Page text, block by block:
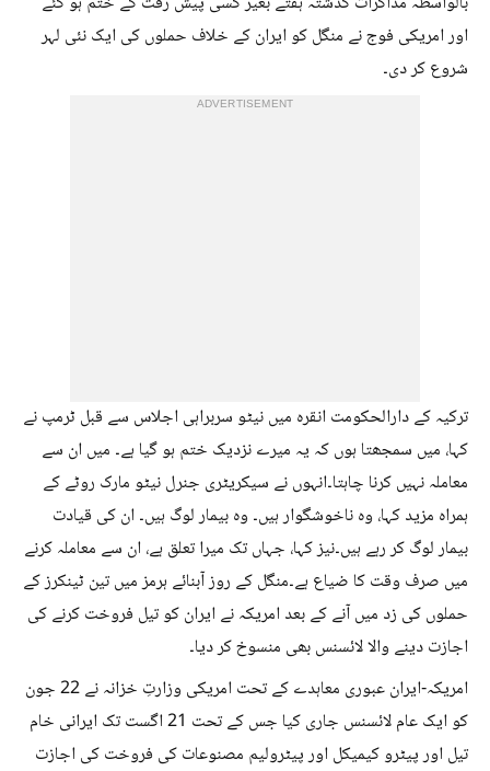
اور امریکی فوج نے منگل کو ایران کے خلاف حملوں کی ایک نئی لہر
شروع کر دی۔
ADVERTISEMENT
ترکیہ کے دارالحکومت انقرہ میں نیٹو سربراہی اجلاس سے قبل ٹرمپ نے
کہا، میں سمجھتا ہوں کہ یہ میرے نزدیک ختم ہو گیا ہے۔ میں ان سے
معاملہ نہیں کرنا چاہتا۔انہوں نے سیکریٹری جنرل نیٹو مارک روٹے کے
ہمراہ مزید کہا، وہ ناخوشگوار ہیں۔ وہ بیمار لوگ ہیں۔ ان کی قیادت
بیمار لوگ کر رہے ہیں۔نیز کہا، جہاں تک میرا تعلق ہے، ان سے معاملہ کرنے
میں صرف وقت کا ضیاع ہے۔منگل کے روز آبنائے ہرمز میں تین ٹینکرز کے
حملوں کی زد میں آنے کے بعد امریکہ نے ایران کو تیل فروخت کرنے کی
اجازت دینے والا لائسنس بھی منسوخ کر دیا۔
امریکہ-ایران عبوری معاہدے کے تحت امریکی وزارتِ خزانہ نے 22 جون
کو ایک عام لائسنس جاری کیا جس کے تحت 21 اگست تک ایرانی خام
تیل اور پیٹرو کیمیکل اور پیٹرولیم مصنوعات کی فروخت کی اجازت